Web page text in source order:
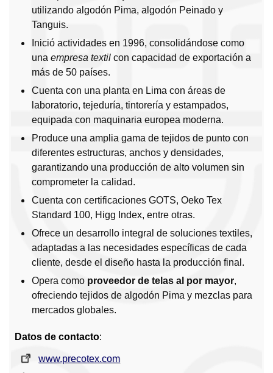
utilizando algodón Pima, algodón Peinado y
Tanguis.
Inició actividades en 1996, consolidándose como
una empresa textil con capacidad de exportación a
más de 50 países.
Cuenta con una planta en Lima con áreas de
laboratorio, tejeduría, tintorería y estampados,
equipada con maquinaria europea moderna.
Produce una amplia gama de tejidos de punto con
diferentes estructuras, anchos y densidades,
garantizando una producción de alto volumen sin
comprometer la calidad.
Cuenta con certificaciones GOTS, Oeko Tex
Standard 100, Higg Index, entre otras.
Ofrece un desarrollo integral de soluciones textiles,
adaptadas a las necesidades específicas de cada
cliente, desde el diseño hasta la producción final.
Opera como proveedor de telas al por mayor,
ofreciendo tejidos de algodón Pima y mezclas para
mercados globales.
Datos de contacto:
www.precotex.com